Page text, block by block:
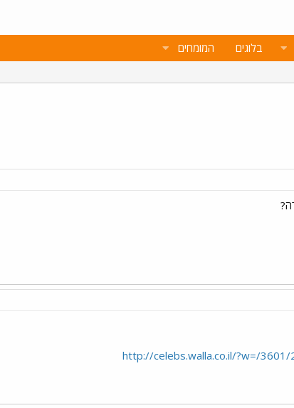
בלוגים המומחים
http://celebs.walla.co.il/?w=/